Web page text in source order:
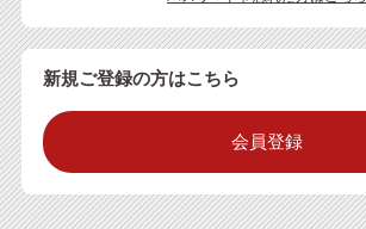
新規ご登録の方はこちら
会員登録